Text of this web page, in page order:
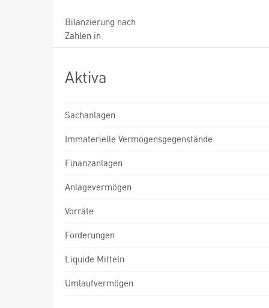
Bilanzierung nach
Zahlen in
Aktiva
Sachanlagen
Immaterielle Vermögensgegenstände
Finanzanlagen
Anlagevermögen
Vorräte
Forderungen
Liquide Mitteln
Umlaufvermögen